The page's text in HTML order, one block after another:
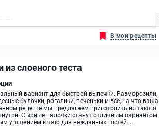
В мои рецепты
слоеного теста
вариант для быстрой выпечки. Разморозили,
булочки, рогалики, печеньки и всё, на что ваша
рецепте мы предлагаем приготовить из такого
Сырные палочки станут отличным вариантом
угощением к чаю для нежданных гостей....